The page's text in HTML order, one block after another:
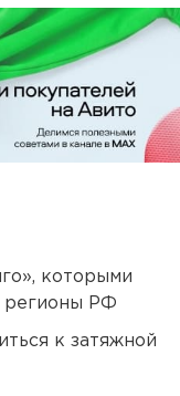
которыми
регионы РФ
к затяжной